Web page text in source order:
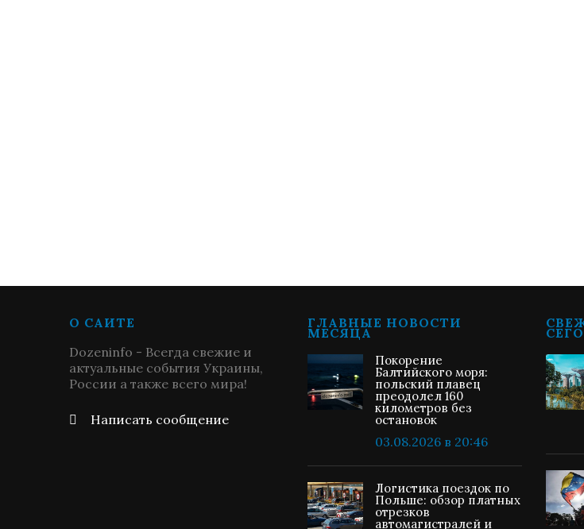
О САЙТЕ
Dozeninfo - Всегда свежие и
актуальные события Украины,
России а также всего мира!
Написать сообщение
ГЛАВНЫЕ НОВОСТИ
МЕСЯЦА
Покорение
Балтийского моря:
польский плавец
преодолел 160
километров без
остановок
03.08.2026 в 20:46
Логистика поездок по
Польше: обзор платных
отрезков
автомагистралей и